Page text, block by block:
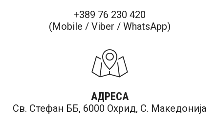
+389 76 230 420
(Mobile / Viber / WhatsApp)
АДРЕСА
Св. Стефан ББ, 6000 Охрид, С. Македонија